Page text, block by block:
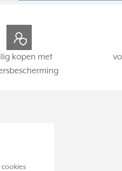
kopen met